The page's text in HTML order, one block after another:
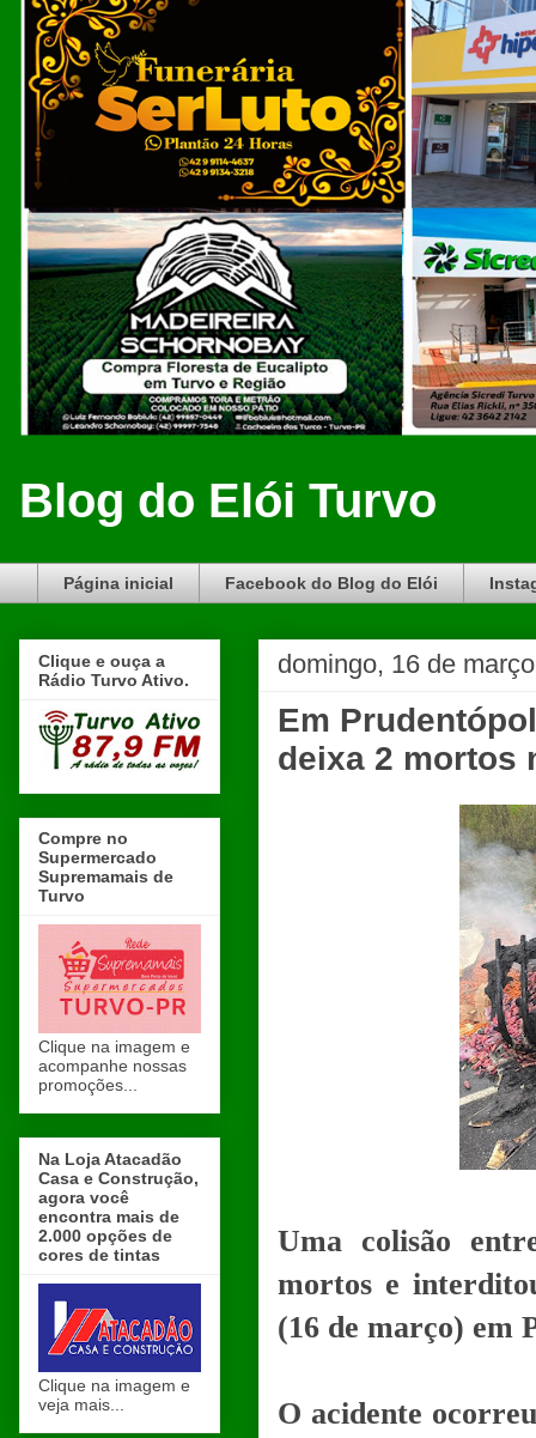
Blog do Elói Turvo
Página inicial Facebook do Blog do Elói
domingo, 16 de
Em
deixa 2 mortos
Uma colisão
mortos e
(16 de março) em
O acidente
Clique e ouça a
Rádio Turvo Ativo.
Compre no
Supermercado
Supremamais de
Turvo
Clique na imagem e
acompanhe nossas
promoções...
Na Loja Atacadão
Casa e Construção,
agora você
encontra mais de
2.000 opções de
cores de tintas
Clique na imagem e
veja mais...